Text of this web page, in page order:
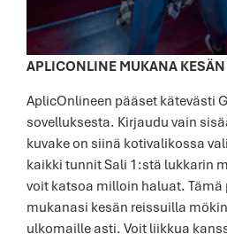
APLICONLINE MUKANA KESÄN
AplicOnlineen pääset kätevästi
sovelluksesta. Kirjaudu vain
kuvake on siinä kotivalikossa
kaikki tunnit Sali 1:stä lukkarin
voit katsoa milloin haluat. Tämä
mukanasi kesän reissuilla
ulkomaille asti. Voit liikkua